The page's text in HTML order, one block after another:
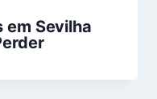
em Sevilha